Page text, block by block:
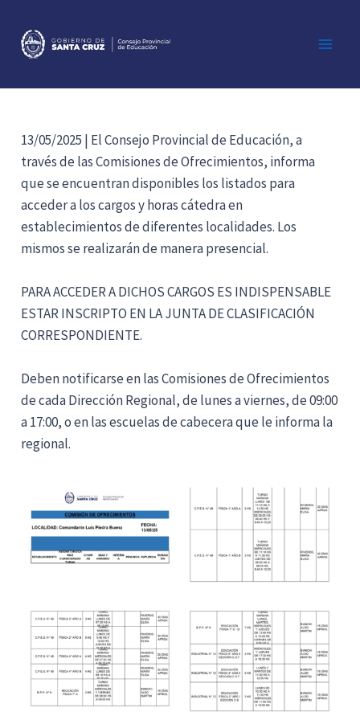
contenido
13/05/2025 | El Consejo Provincial de Educación, a
través de las Comisiones de Ofrecimientos, informa
que se encuentran disponibles los listados para
acceder a los cargos y horas cátedra en
establecimientos de diferentes localidades. Los
mismos se realizarán de manera presencial.
PARA ACCEDER A DICHOS CARGOS ES INDISPENSABLE
ESTAR INSCRIPTO EN LA JUNTA DE CLASIFICACIÓN
CORRESPONDIENTE.
Deben notificarse en las Comisiones de Ofrecimientos
de cada Dirección Regional, de lunes a viernes, de 09:00
a 17:00, o en las escuelas de cabecera que le informa la
regional.